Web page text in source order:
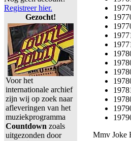
Registreer hier.
Gezocht!
Voor het
internationale archief
zijn wij op zoek naar
afleveringen van het
muziekprogramma
Countdown zoals
uitgezonden door
Mmv Joke